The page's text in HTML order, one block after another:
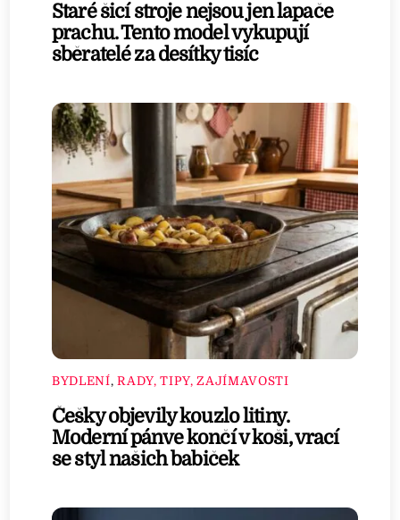
Staré šicí stroje nejsou jen lapače
prachu. Tento model vykupují
sběratelé za desítky tisíc
BYDLENÍ,RADY, TIPY, ZAJÍMAVOSTI
Češky objevily kouzlo litiny.
Moderní pánve končí v koši, vrací
se styl našich babiček